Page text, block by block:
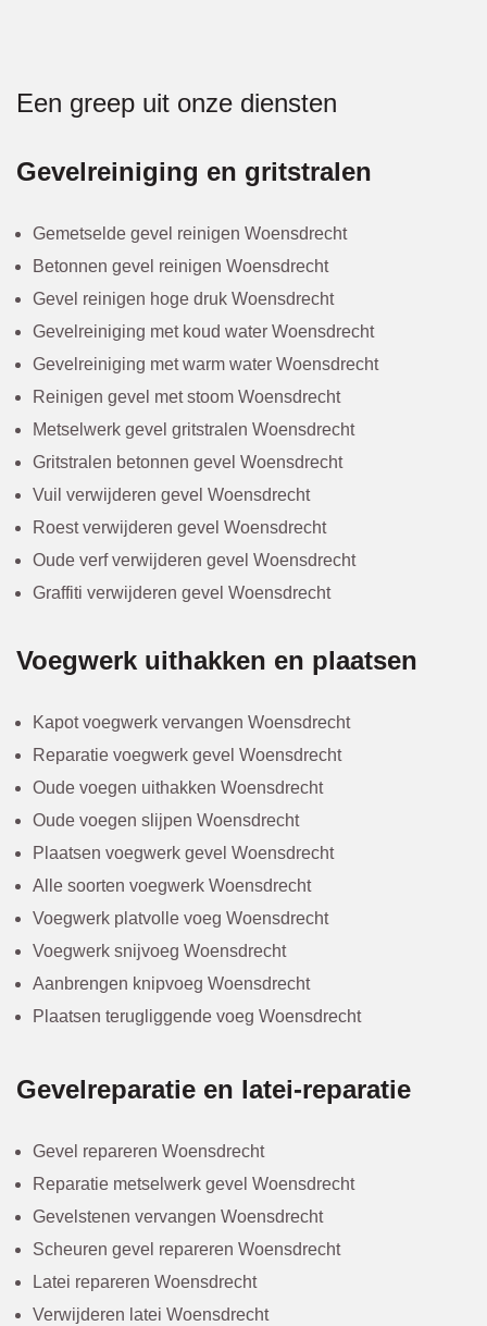
Een greep uit onze diensten
Gevelreiniging en gritstralen
Gemetselde gevel reinigen Woensdrecht
Betonnen gevel reinigen Woensdrecht
Gevel reinigen hoge druk Woensdrecht
Gevelreiniging met koud water Woensdrecht
Gevelreiniging met warm water Woensdrecht
Reinigen gevel met stoom Woensdrecht
Metselwerk gevel gritstralen Woensdrecht
Gritstralen betonnen gevel Woensdrecht
Vuil verwijderen gevel Woensdrecht
Roest verwijderen gevel Woensdrecht
Oude verf verwijderen gevel Woensdrecht
Graffiti verwijderen gevel Woensdrecht
Voegwerk uithakken en plaatsen
Kapot voegwerk vervangen Woensdrecht
Reparatie voegwerk gevel Woensdrecht
Oude voegen uithakken Woensdrecht
Oude voegen slijpen Woensdrecht
Plaatsen voegwerk gevel Woensdrecht
Alle soorten voegwerk Woensdrecht
Voegwerk platvolle voeg Woensdrecht
Voegwerk snijvoeg Woensdrecht
Aanbrengen knipvoeg Woensdrecht
Plaatsen terugliggende voeg Woensdrecht
Gevelreparatie en latei-reparatie
Gevel repareren Woensdrecht
Reparatie metselwerk gevel Woensdrecht
Gevelstenen vervangen Woensdrecht
Scheuren gevel repareren Woensdrecht
Latei repareren Woensdrecht
Verwijderen latei Woensdrecht